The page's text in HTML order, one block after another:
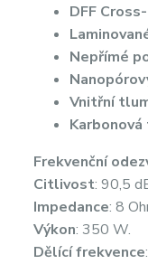
DFF
Nepřímé
Vnitřní
Frekvenční
Citlivost: 90,5
Impedance: 8
Výkon: 350 W.
Dělící frekvence